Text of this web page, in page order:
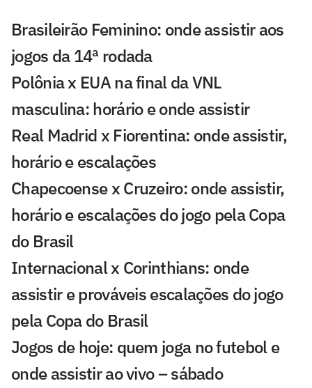
Brasileirão Feminino: onde assistir aos
jogos da 14ª rodada
Polônia x EUA na final da VNL
masculina: horário e onde assistir
Real Madrid x Fiorentina: onde assistir,
horário e escalações
Chapecoense x Cruzeiro: onde assistir,
horário e escalações do jogo pela Copa
do Brasil
Internacional x Corinthians: onde
assistir e prováveis escalações do jogo
pela Copa do Brasil
Jogos de hoje: quem joga no futebol e
onde assistir ao vivo – sábado